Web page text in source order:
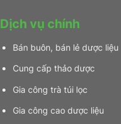
Dịch vụ chính
Bán buôn, bán lẻ dược liệu
Cung cấp thảo dược
Gia công trà túi lọc
Gia công cao dược liệu